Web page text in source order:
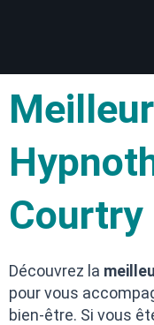
Courtry
Découvrez la
pour vous
bien-être. Si vous